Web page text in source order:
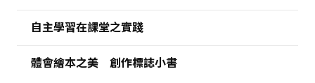
自主學習在課堂之實踐
體會繪本之美 創作標誌小書